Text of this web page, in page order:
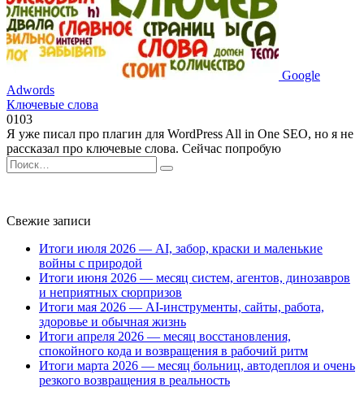
Google
Adwords
Ключевые слова
0103
Я уже писал про плагин для WordPress All in One SEO, но я не
рассказал про ключевые слова. Сейчас попробую
Search
for:
Свежие записи
Итоги июля 2026 — AI, забор, краски и маленькие
войны с природой
Итоги июня 2026 — месяц систем, агентов, динозавров
и неприятных сюрпризов
Итоги мая 2026 — AI-инструменты, сайты, работа,
здоровье и обычная жизнь
Итоги апреля 2026 — месяц восстановления,
спокойного кода и возвращения в рабочий ритм
Итоги марта 2026 — месяц больниц, автодеплоя и очень
резкого возвращения в реальность